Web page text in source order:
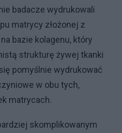
badacze wydrukowali
matrycy złożonej z
bazie kolagenu, który
strukturę żywej tkanki
pomyślnie wydrukować
w obu tych,
matrycach.
skomplikowanym